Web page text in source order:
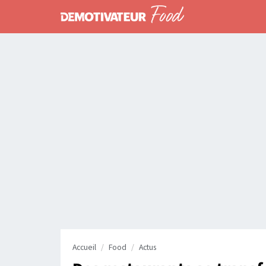
Accueil Food Actus